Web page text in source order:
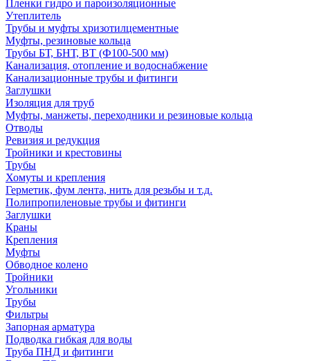
Пленки гидро и пароизоляционные
Утеплитель
Трубы и муфты хризотилцементные
Муфты, резиновые кольца
Трубы БТ, БНТ, ВТ (Ф100-500 мм)
Канализация, отопление и водоснабжение
Канализационные трубы и фитинги
Заглушки
Изоляция для труб
Муфты, манжеты, переходники и резиновые кольца
Отводы
Ревизия и редукция
Тройники и крестовины
Трубы
Хомуты и крепления
Герметик, фум лента, нить для резьбы и т.д.
Полипропиленовые трубы и фитинги
Заглушки
Краны
Крепления
Муфты
Обводное колено
Тройники
Угольники
Трубы
Фильтры
Запорная арматура
Подводка гибкая для воды
Труба ПНД и фитинги